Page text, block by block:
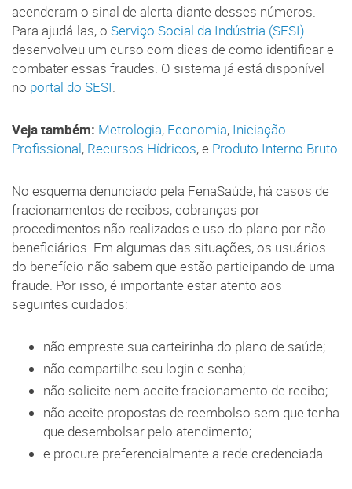
acenderam o sinal de alerta diante desses números.
Para ajudá-las, o Serviço Social da Indústria (SESI)
desenvolveu um curso com dicas de como identificar e
combater essas fraudes. O sistema já está disponível
no portal do SESI.
Veja também: Metrologia, Economia, Iniciação
Profissional, Recursos Hídricos, e Produto Interno Bruto
No esquema denunciado pela FenaSaúde, há casos de
fracionamentos de recibos, cobranças por
procedimentos não realizados e uso do plano por não
beneficiários. Em algumas das situações, os usuários
do benefício não sabem que estão participando de uma
fraude. Por isso, é importante estar atento aos
seguintes cuidados:
não empreste sua carteirinha do plano de saúde;
não compartilhe seu login e senha;
não solicite nem aceite fracionamento de recibo;
não aceite propostas de reembolso sem que tenha
que desembolsar pelo atendimento;
e procure preferencialmente a rede credenciada.